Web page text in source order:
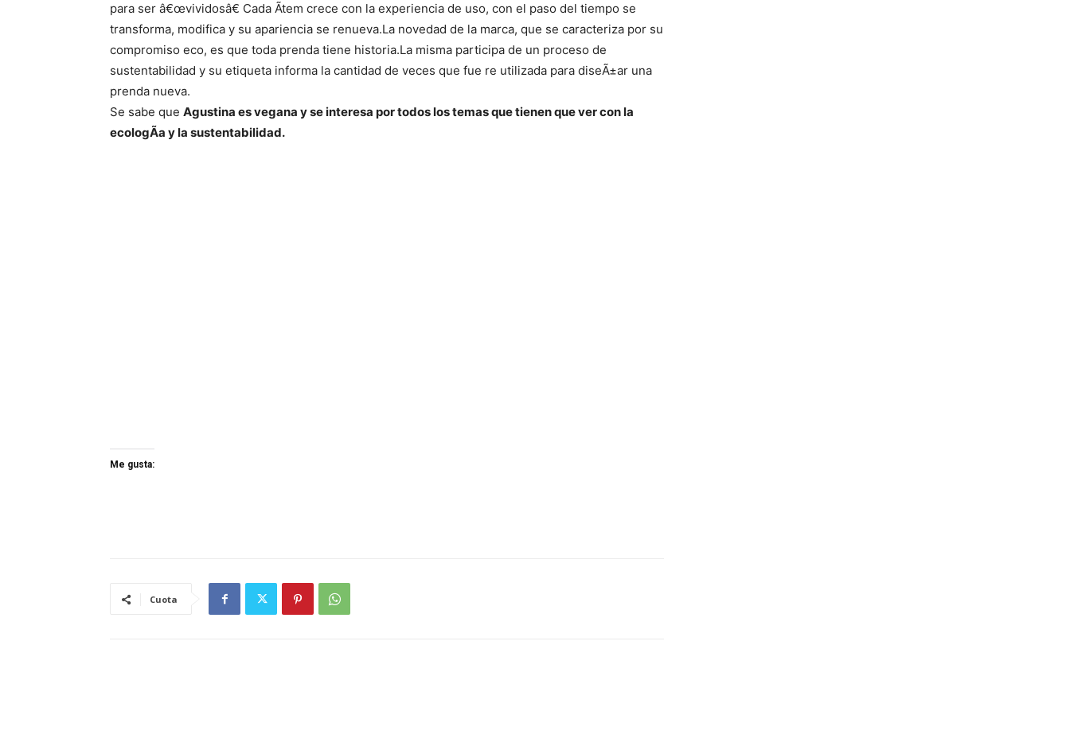
para ser â€œvividosâ€ Cada Ã­tem crece con la experiencia de uso, con el paso del tiempo se
transforma, modifica y su apariencia se renueva.La novedad de la marca, que se caracteriza por su
compromiso eco, es que toda prenda tiene historia.La misma participa de un proceso de
sustentabilidad y su etiqueta informa la cantidad de veces que fue re utilizada para diseÃ±ar una
prenda nueva.
Se sabe que Agustina es vegana y se interesa por todos los temas que tienen que ver con la
ecologÃ­a y la sustentabilidad.
Me gusta:
Cuota